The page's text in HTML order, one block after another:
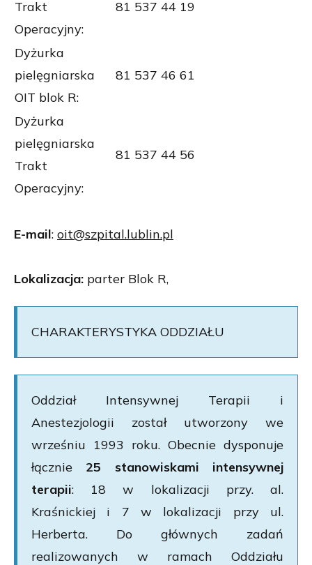
Trakt
Operacyjny:
81 537 44 19
Dyżurka
pielęgniarska
OIT blok R:
81 537 46 61
Dyżurka
pielęgniarska
Trakt
Operacyjny:
81 537 44 56
E-mail: oit@szpital.lublin.pl
Lokalizacja: parter Blok R,
CHARAKTERYSTYKA ODDZIAŁU
Oddział Intensywnej Terapii i
Anestezjologii został utworzony we
wrześniu 1993 roku. Obecnie dysponuje
łącznie 25 stanowiskami intensywnej
terapii: 18 w lokalizacji przy. al.
Kraśnickiej i 7 w lokalizacji przy ul.
Herberta. Do głównych zadań
realizowanych w ramach Oddziału